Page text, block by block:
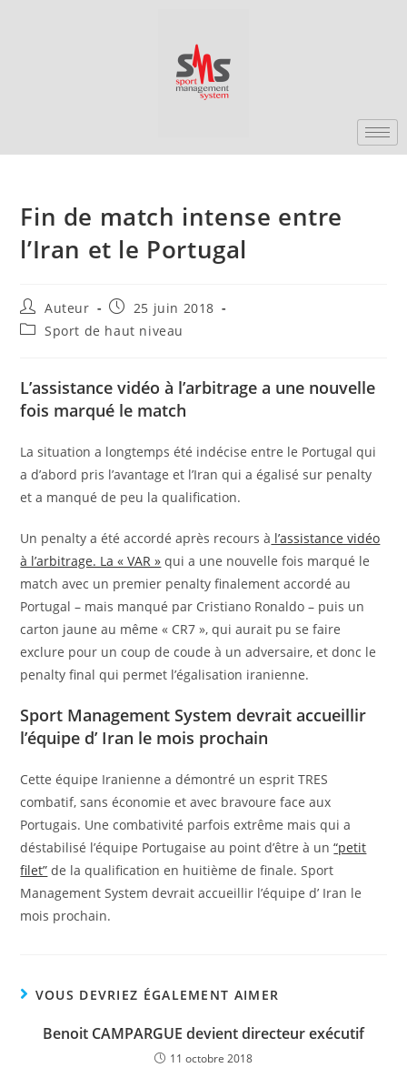
Fin de match intense entre
l’Iran et le Portugal
Auteur
25 juin 2018
Sport de haut niveau
L’assistance vidéo à l’arbitrage a une nouvelle
fois marqué le match
La situation a longtemps été indécise entre le Portugal qui
a d’abord pris l’avantage et l’Iran qui a égalisé sur penalty
et a manqué de peu la qualification.
Un penalty a été accordé après recours à l’assistance vidéo
à l’arbitrage. La « VAR » qui a une nouvelle fois marqué le
match avec un premier penalty finalement accordé au
Portugal – mais manqué par Cristiano Ronaldo – puis un
carton jaune au même « CR7 », qui aurait pu se faire
exclure pour un coup de coude à un adversaire, et donc le
penalty final qui permet l’égalisation iranienne.
Sport Management System devrait accueillir
l’équipe d’ Iran le mois prochain
Cette équipe Iranienne a démontré un esprit TRES
combatif, sans économie et avec bravoure face aux
Portugais. Une combativité parfois extrême mais qui a
déstabilisé l’équipe Portugaise au point d’être à un“petit
filet” de la qualification en huitième de finale. Sport
Management System devrait accueillir l’équipe d’ Iran le
mois prochain.
VOUS DEVRIEZ ÉGALEMENT AIMER
Benoit CAMPARGUE devient directeur exécutif
11 octobre 2018